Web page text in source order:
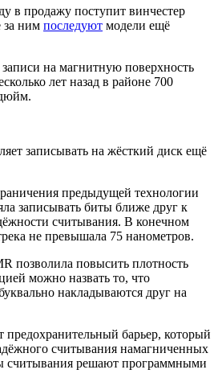
в продажу поступит винчестер
за ним последуют модели ещё
на магнитную поверхность
лет назад в районе 700
записывать на жёсткий диск ещё
предыдущей технологии
записывать биты ближе друг к
считывания. В конечном
не превышала 75 нанометров.
позволила повысить плотность
можно назвать то, что
накладываются друг на
барьер, который
считывания намагниченных
считывания решают программными